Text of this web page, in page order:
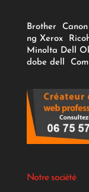
Brother Canon
ng Xerox
Minolta Dell
dobe dell
Notre société